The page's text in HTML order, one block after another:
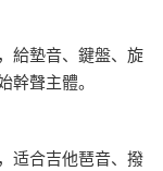
給墊音、鍵盤、旋
幹聲主體。
适合吉他琶音、撥